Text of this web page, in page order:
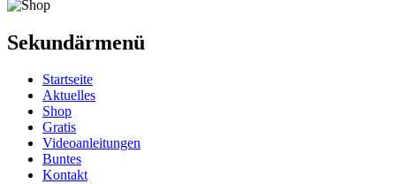
Sekundärmenü
Startseite
Aktuelles
Shop
Gratis
Videoanleitungen
Buntes
Kontakt